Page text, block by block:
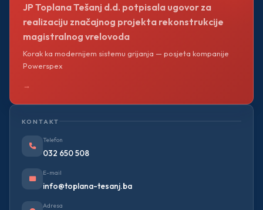
JP Toplana Tešanj d.d. potpisala ugovor za
realizaciju značajnog projekta rekonstrukcije
magistralnog vrelovoda
Korak ka modernijem sistemu grijanja — posjeta kompanije
Powerspex
→
KONTAKT
Telefon
032 650 508
E-mail
info@toplana-tesanj.ba
Adresa